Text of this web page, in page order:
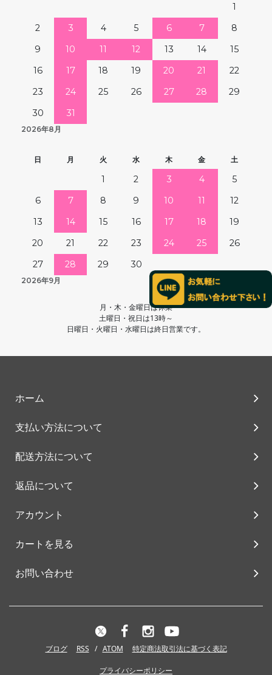
2026年8月
1
2
3 4 5 6 7
8
9
10 11 12 13 14
15
16
17 18 19 20 21
22
23
24 25 26 27 28
29
30
31
2026年9月
日 月 火 水 木 金 土
1 2 3 4
5
6
7 8 9 10 11
12
13
14 15 16 17 18
19
20
21 22 23 24 25
26
27
28 29 30
月・木・金曜日は休業
土曜日・祝日は13時～
日曜日・火曜日・水曜日は終日営業です。
ホーム
支払い方法について
配送方法について
返品について
アカウント
カートを見る
お問い合わせ
ブログ RSS / ATOM 特定商法取引法に基づく表記
プライバシーポリシー